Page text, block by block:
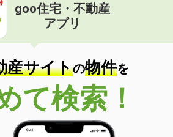
goo住宅・不動産
アプリ
産サイトの物件を
て検索！